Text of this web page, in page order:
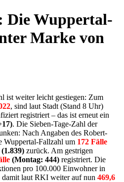
Die Wuppertal-
Marke von
ist weiter leicht gestiegen: Zum
, sind laut Stadt (Stand 8 Uhr)
registriert – das ist erneut ein
. Die Sieben-Tage-Zahl der
Nach Angaben des Robert-
Fallzahl um 172 Fälle
(1.839) zurück. Am gestrigen
(Montag: 444) registriert. Die
pro 100.000 Einwohner in
damit laut RKI weiter auf nun 469,6